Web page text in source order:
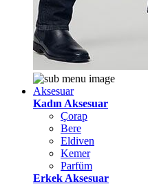
Aksesuar
Kadın Aksesuar
Çorap
Bere
Eldiven
Kemer
Parfüm
Erkek Aksesuar